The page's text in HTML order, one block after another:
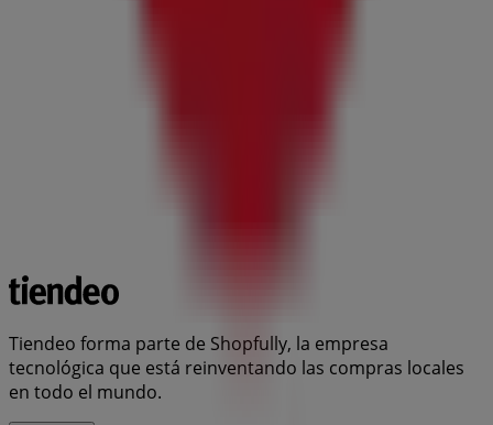
Tiendeo forma parte de Shopfully, la empresa
tecnológica que está reinventando las compras locales
en todo el mundo.